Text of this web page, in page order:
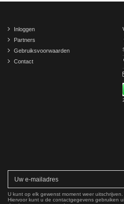
Inloggen
Partners
Gebruiksvoorwaarden
Contact
U kunt op elk gewenst moment weer uitschrijven.
Hiervoor kunt u de contactgegevens gebruiken